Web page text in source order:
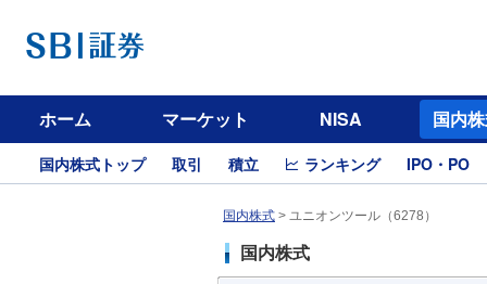
ホーム マーケット NISA 国内
国内株式トップ 取引 積立 ランキング IPO・PO
国内株式 > ユニオンツール（6278）
国内株式